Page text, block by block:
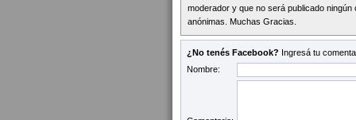
moderador y que no será publicado
anónimas. Muchas Gracias.
¿No tenés Facebook? Ingresá tu
Nombre: